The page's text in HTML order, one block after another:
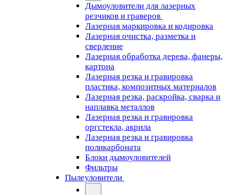
Дымоуловители для лазерных
резчиков и граверов
Лазерная маркировка и кодировка
Лазерная очистка, разметка и
сверление
Лазерная обработка дерева, фанеры,
картона
Лазерная резка и гравировка
пластика, композитных материалов
Лазерная резка, раскройка, сварка и
наплавка металлов
Лазерная резка и гравировка
оргстекла, акрила
Лазерная резка и гравировка
поликарбоната
Блоки дымоуловителей
Фильтры
Пылеуловители